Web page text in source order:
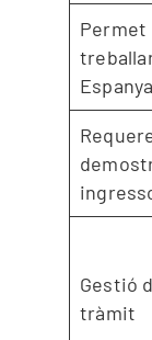
Permet
Espanya
Gestió
tràmit